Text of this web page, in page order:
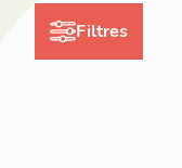
Filtres